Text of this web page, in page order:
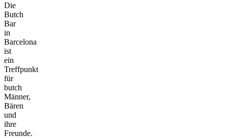
Die
Butch
Bar
in
Barcelona
ist
ein
Treffpunkt
für
butch
Männer,
Bären
und
ihre
Freunde.